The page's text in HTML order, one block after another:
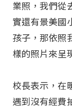
業照，我們從
實還有景美國
孩子，那依照
樣的照片來呈
校長表示，在
遇到沒有經費